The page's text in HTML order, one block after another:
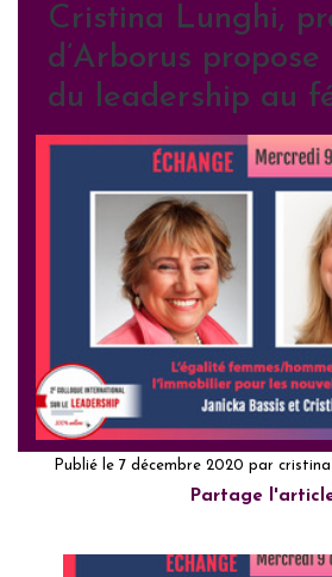
Cristina Lunghi,
d’Arborus propose
du leadership au
Publié le 7 décembre 2020 par cristina
Partage